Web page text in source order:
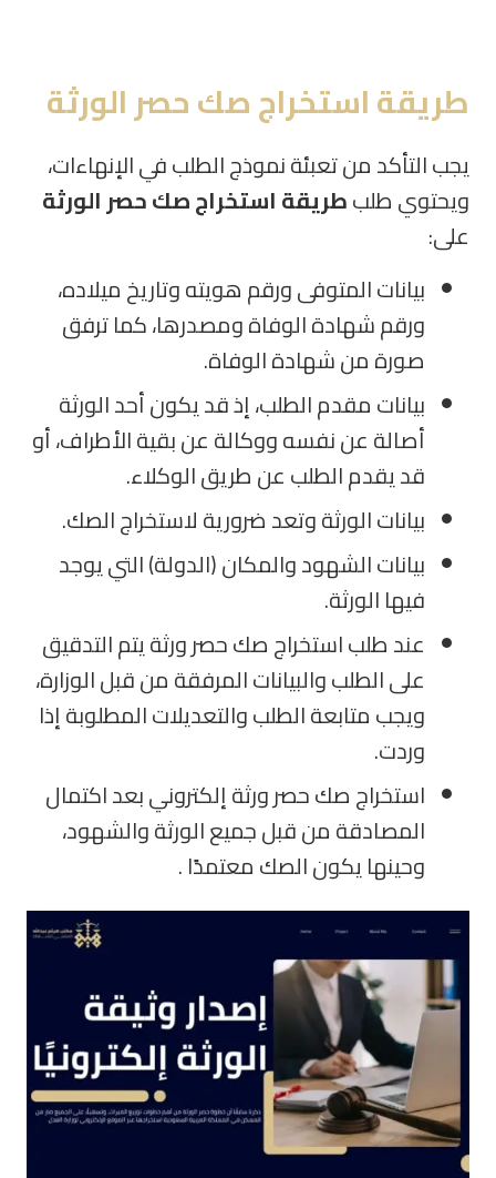
طريقة استخراج صك حصر الورثة
يجب التأكد من تعبئة نموذج الطلب في الإنهاءات،
ويحتوي طلبطريقة استخراج صك حصر الورثة
على:
بيانات المتوفى ورقم هويته وتاريخ ميلاده،
ورقم شهادة الوفاة ومصدرها، كما ترفق
صورة من شهادة الوفاة.
بيانات مقدم الطلب، إذ قد يكون أحد الورثة
أصالة عن نفسه ووكالة عن بقية الأطراف، أو
قد يقدم الطلب عن طريق الوكلاء.
بيانات الورثة وتعد ضرورية لاستخراج الصك.
بيانات الشهود والمكان (الدولة) التي يوجد
فيها الورثة.
عند طلب استخراج صك حصر ورثة يتم التدقيق
على الطلب والبيانات المرفقة من قبل الوزارة،
ويجب متابعة الطلب والتعديلات المطلوبة إذا
وردت.
استخراج صك حصر ورثة إلكتروني بعد اكتمال
المصادقة من قبل جميع الورثة والشهود،
وحينها يكون الصك معتمدًا .